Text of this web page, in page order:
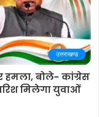
उत्तराखण्ड
हमला, बोले- कांग्रेस
मिलेगा युवाओं